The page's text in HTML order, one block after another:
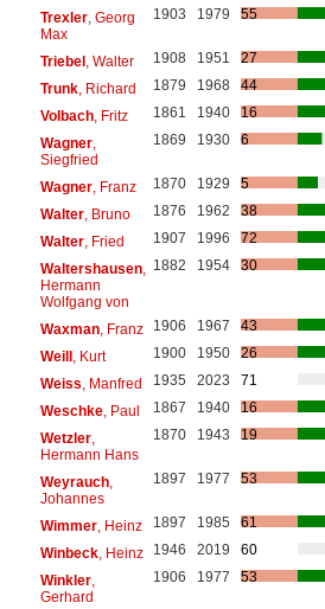
Trexler, Georg
Max
1903 1979 55
Triebel, Walter 1908 1951
27
Trunk, Richard 1879 1968
44
Volbach, Fritz 1861 1940
16
Wagner,
Siegfried
1869 1930 6
Wagner, Franz 1870 1929
5
Walter, Bruno 1876 1962
38
Walter, Fried 1907 1996
72
Waltershausen,
Hermann
Wolfgang von
1882 1954 30
Waxman, Franz 1906 1967
43
Weill, Kurt 1900 1950
26
Weiss , Manfred 1935 2023
71
Weschke, Paul 1867 1940
16
Wetzler,
Hermann Hans
1870 1943 19
Weyrauch,
Johannes
1897 1977 53
Wimmer, Heinz 1897 1985
61
Winbeck, Heinz 1946 2019
60
Winkler,
Gerhard
1906 1977 53